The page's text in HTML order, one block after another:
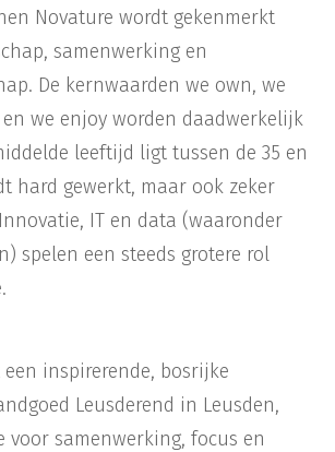
Novature wordt gekenmerkt
samenwerking en
De kernwaarden we own, we
en we enjoy worden daadwerkelijk
leeftijd ligt tussen de 35 en
hard gewerkt, maar ook zeker
IT en data (waaronder
spelen een steeds grotere rol
inspirerende, bosrijke
Leusderend in Leusden,
voor samenwerking, focus en